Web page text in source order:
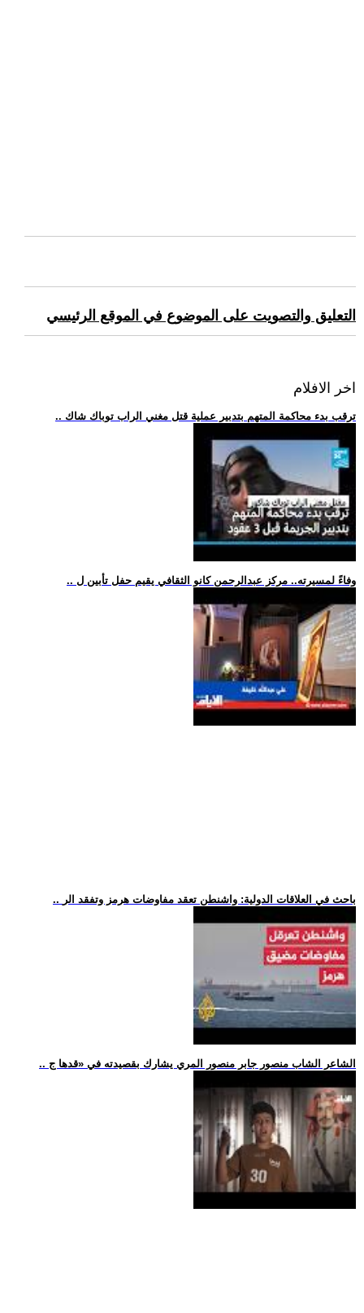
التعليق والتصويت على الموضوع في الموقع الرئيسي
اخر الافلام
.. ترقب بدء محاكمة المتهم بتدبير عملية قتل مغني الراب توباك شاك
.. وفاءً لمسيرته.. مركز عبدالرحمن كانو الثقافي يقيم حفل تأبين ل
.. باحث في العلاقات الدولية: واشنطن تعقد مفاوضات هرمز وتفقد الر
.. الشاعر الشاب منصور جابر منصور المري يشارك بقصيدته في «قدها ج